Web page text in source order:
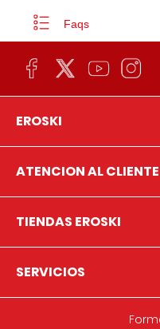
Faqs
EROSKI
ATENCION AL CLIENTE
TIENDAS EROSKI
SERVICIOS